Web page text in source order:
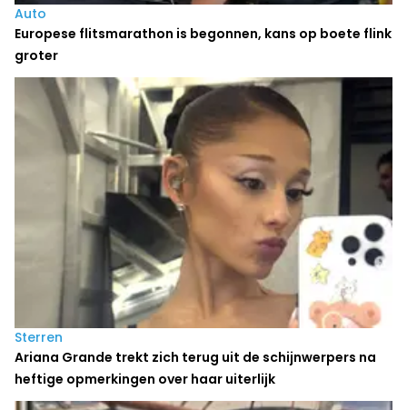
Auto
Europese flitsmarathon is begonnen, kans op boete flink
groter
Sterren
Ariana Grande trekt zich terug uit de schijnwerpers na
heftige opmerkingen over haar uiterlijk